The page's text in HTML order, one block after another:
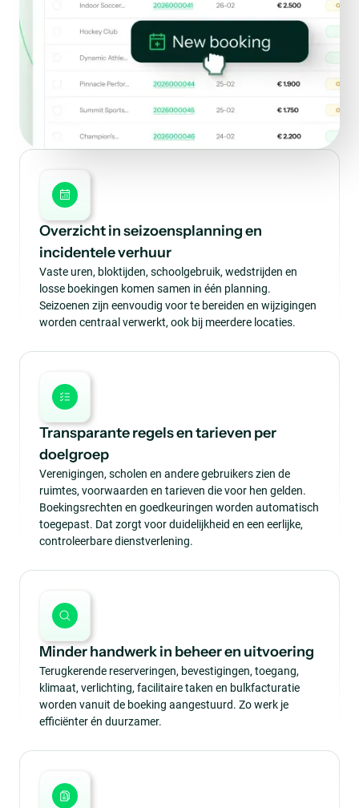
Overzicht in seizoensplanning en
incidentele verhuur
Vaste uren, bloktijden, schoolgebruik, wedstrijden en
losse boekingen komen samen in één planning.
Seizoenen zijn eenvoudig voor te bereiden en wijzigingen
worden centraal verwerkt, ook bij meerdere locaties.
Transparante regels en tarieven per
doelgroep
Verenigingen, scholen en andere gebruikers zien de
ruimtes, voorwaarden en tarieven die voor hen gelden.
Boekingsrechten en goedkeuringen worden automatisch
toegepast. Dat zorgt voor duidelijkheid en een eerlijke,
controleerbare dienstverlening.
Minder handwerk in beheer en uitvoering
Terugkerende reserveringen, bevestigingen, toegang,
klimaat, verlichting, facilitaire taken en bulkfacturatie
worden vanuit de boeking aangestuurd. Zo werk je
efficiënter én duurzamer.